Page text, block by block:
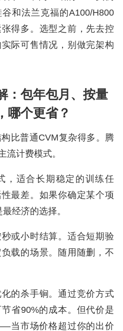
和法兰克福的A100/H800
得多。选型之前，先去控
际可售情况，别做完架构
：包年包月、按量
哪个更省？
比普通CVM复杂得多。腾
流计费模式。
，适合长期稳定的训练任
最差。如果你确定某个项
经济的选择。
秒或小时结算。适合短期验
载的场景。随用随删，不
化的杀手锏。通过竞价方式
省90%的成本。但代价是
当市场价格超过你的出价